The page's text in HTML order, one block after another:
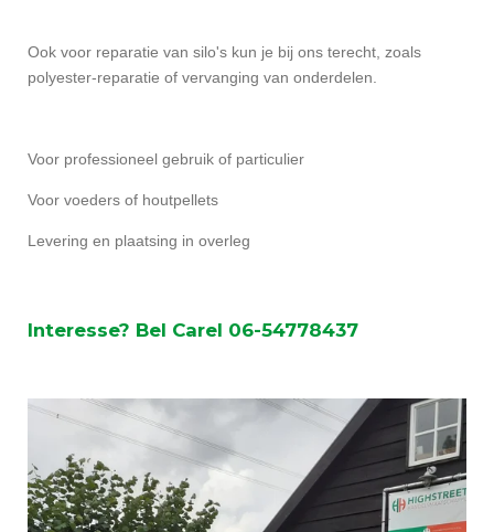
Ook voor reparatie van silo's kun je bij ons terecht, zoals
polyester-reparatie of vervanging van onderdelen.
Voor professioneel gebruik of particulier
Voor voeders of houtpellets
Levering en plaatsing in overleg
Interesse? Bel Carel 06-54778437